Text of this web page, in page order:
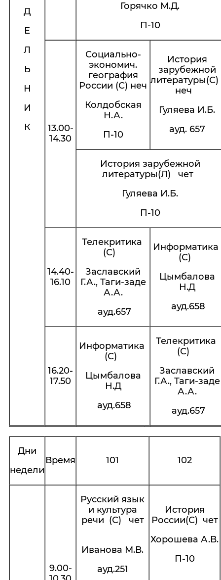
Д
Е
Л
Ь
Н
И
К
Горячко М.Д.
П-10
13.00-
14.30
Социально-
экономич.
география
России (С) неч
Колдобская
Н.А.
П-10
История
зарубежной
неч
Гуляева И.Б.
ауд. 657
История зарубежной
литературы(Л) чет
Гуляева И.Б.
П-10
14.40-
16.10
Телекритика
(С)
Заславский
Г.А., Таги-заде
А.А.
ауд.657
Информатика
(С)
Цымбалова
Н.Д
ауд.658
16.20-
17.50
Информатика
(С)
Цымбалова
Н.Д
ауд.658
Телекритика
(С)
Заславский
Г.А., Таги-заде
А.А.
ауд.657
Дни
недели
Время 101 102
9.00-
Русский язык
и культура
речи (С) чет
Иванова М.В.
ауд.251
История
России(С) чет
Хорошева А.В.
П-10